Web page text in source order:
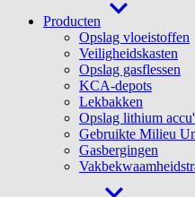
Producten
Opslag vloeistoffen
Veiligheidskasten
Opslag gasflessen
KCA-depots
Lekbakken
Opslag lithium
Gebruikte Milieu
Gasbergingen